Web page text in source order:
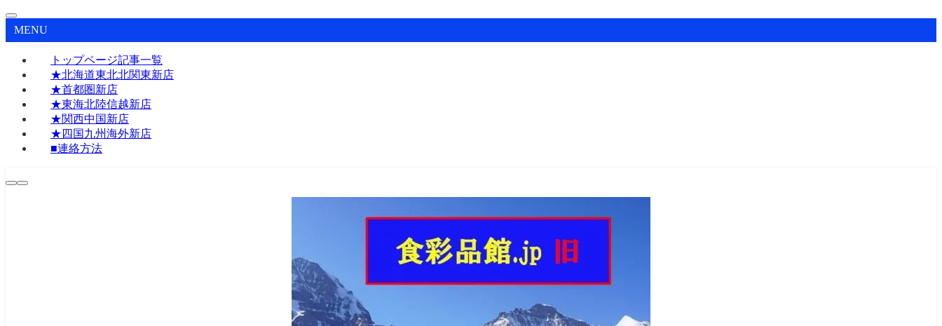
MENU
トップページ記事一覧
★北海道東北北関東新店
★首都圏新店
★東海北陸信越新店
★関西中国新店
★四国九州海外新店
■連絡方法